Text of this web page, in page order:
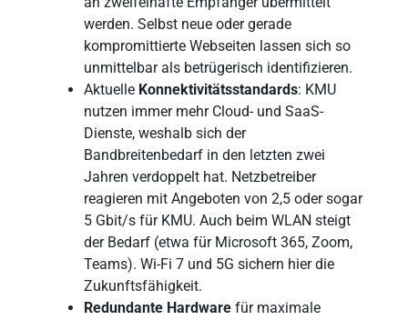
werden. Selbst neue oder gerade
kompromittierte Webseiten lassen sich so
unmittelbar als betrügerisch identifizieren.
AktuelleKonnektivitätsstandards: KMU
nutzen immer mehr Cloud- und SaaS-
Dienste, weshalb sich der
Bandbreitenbedarf in den letzten zwei
Jahren verdoppelt hat. Netzbetreiber
reagieren mit Angeboten von 2,5 oder sogar
5 Gbit/s für KMU. Auch beim WLAN steigt
der Bedarf (etwa für Microsoft 365, Zoom,
Teams). Wi-Fi 7 und 5G sichern hier die
Zukunftsfähigkeit.
Redundante Hardwarefür maximale